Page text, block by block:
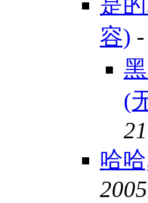
容)
(
哈